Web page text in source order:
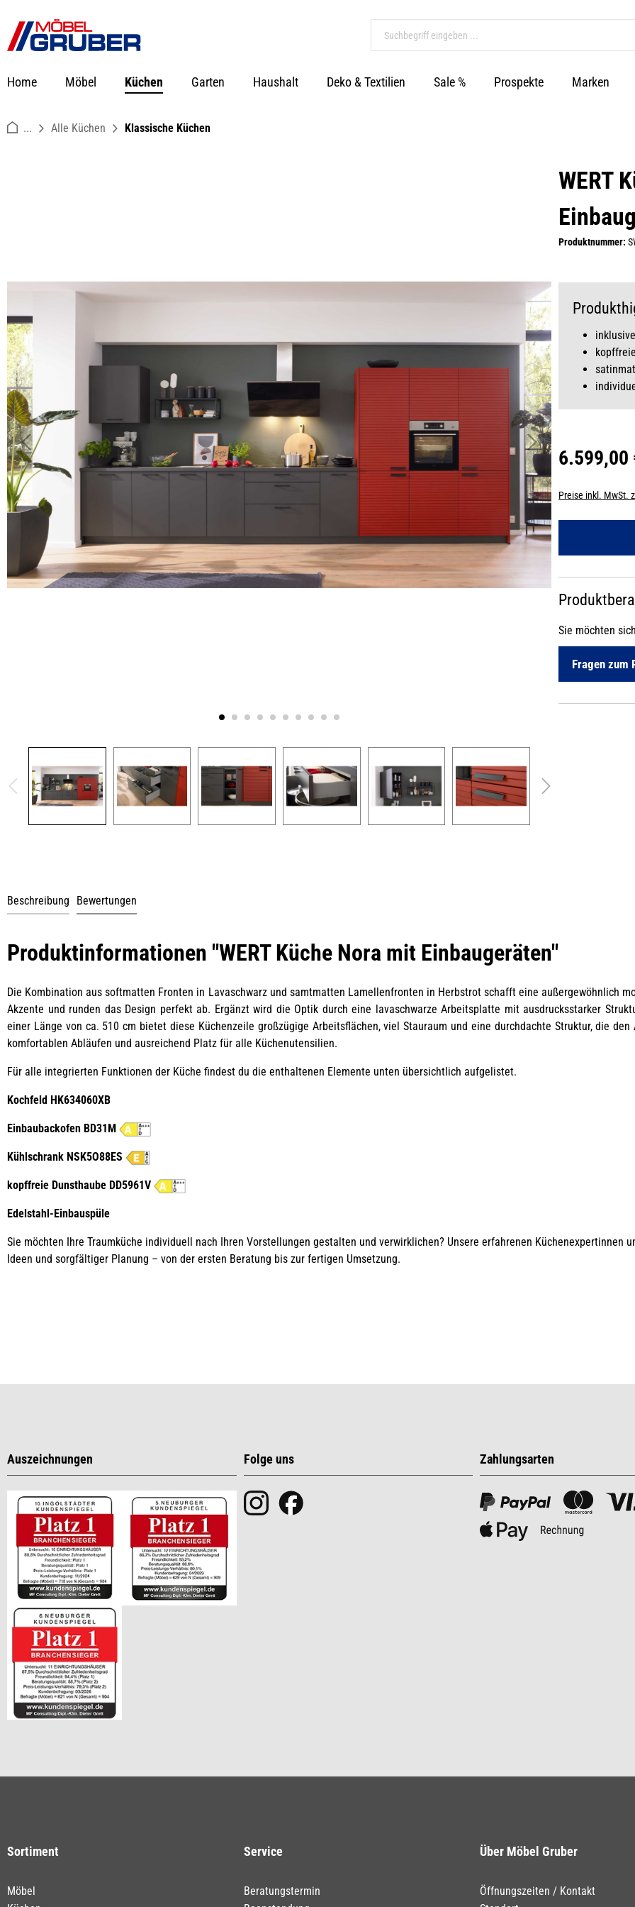
Zur Hauptnavigation springen
Home Möbel Küchen Garten Haushalt Deko & Textilien Sale % Prospekte Marken
... Alle Küchen Klassische Küchen
WERT
Produktnummer:
6.599,00
Preise inkl. MwSt.
Sie möchten
Fragen zum
Beschreibung Bewertungen
Produktinformationen "WERT Küche Nora mit Einbaugeräten"
Die Kombination aus softmatten Fronten in Lavaschwarz und samtmatten Lamellenfronten in Herbstrot schafft eine außergewöhnlich
Akzente und runden das Design perfekt ab. Ergänzt wird die Optik durch eine lavaschwarze Arbeitsplatte mit ausdrucksstarker
einer Länge von ca. 510 cm bietet diese Küchenzeile großzügige Arbeitsflächen, viel Stauraum und eine durchdachte Struktur, die
komfortablen Abläufen und ausreichend Platz für alle Küchenutensilien.
Für alle integrierten Funktionen der Küche findest du die enthaltenen Elemente unten übersichtlich aufgelistet.
Kochfeld HK634060XB
Einbaubackofen BD31M
Kühlschrank NSK5O88ES
kopffreie Dunsthaube DD5961V
Edelstahl-Einbauspüle
Sie möchten Ihre Traumküche individuell nach Ihren Vorstellungen gestalten und verwirklichen? Unsere erfahrenen Küchenexpertinnen
Ideen und sorgfältiger Planung – von der ersten Beratung bis zur fertigen Umsetzung.
Auszeichnungen Folge uns Zahlungsarten
Sortiment
Möbel
Service
Beratungstermin
Über Möbel Gruber
Öffnungszeiten / Kontakt